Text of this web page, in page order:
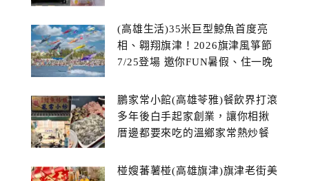
(高雄生活)35米巨型鯨魚首度亮
相、翱翔旗津！2026旗津風箏節
7/25登場 邀你FUN暑假、住一晚
鵬家常小館(高雄苓雅)餐飲界打滾
多年後白手起家創業，讓你相揪
厝邊都要來吃的溫鄉家常熱炒餐
椪嫂蕃薯椪(高雄旗津)旗津老街美